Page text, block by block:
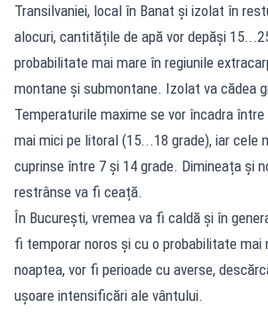
Transilvaniei, local în Banat și izolat în
alocuri, cantitățile de apă vor depăși
probabilitate mai mare în regiunile
montane și submontane. Izolat va cădea
Temperaturile maxime se vor încadra între
mai mici pe litoral (15...18 grade), iar cele
cuprinse între 7 și 14 grade. Dimineața și
restrânse va fi ceață.
În București, vremea va fi caldă și în
fi temporar noros și cu o probabilitate mai
noaptea, vor fi perioade cu averse,
ușoare intensificări ale vântului.